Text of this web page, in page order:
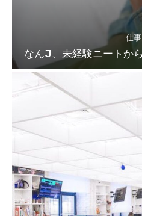
仕事
なんJ、未経験ニートか